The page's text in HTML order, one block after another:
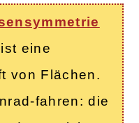
eine
von Flächen.
fahren: die